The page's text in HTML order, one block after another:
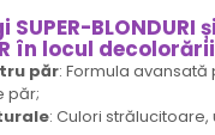
BLONDURI și
în locul
păr: Formula
păr;
: Culori strălucitoare,